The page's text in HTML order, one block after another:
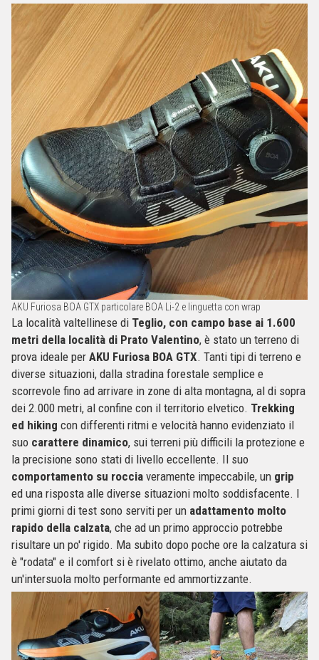
AKU Furiosa BOA GTX particolare BOA Li-2 e linguetta con wrap
La località valtellinese di Teglio, con campo base ai 1.600
metri della località di Prato Valentino, è stato un terreno di
prova ideale per AKU Furiosa BOA GTX. Tanti tipi di terreno e
diverse situazioni, dalla stradina forestale semplice e
scorrevole fino ad arrivare in zone di alta montagna, al di sopra
dei 2.000 metri, al confine con il territorio elvetico. Trekking
ed hiking con differenti ritmi e velocità hanno evidenziato il
suo carattere dinamico, sui terreni più difficili la protezione e
la precisione sono stati di livello eccellente. Il suo
comportamento su roccia veramente impeccabile, un grip
ed una risposta alle diverse situazioni molto soddisfacente. I
primi giorni di test sono serviti per un adattamento molto
rapido della calzata, che ad un primo approccio potrebbe
risultare un po' rigido. Ma subito dopo poche ore la calzatura si
è "rodata" e il comfort si è rivelato ottimo, anche aiutato da
un'intersuola molto performante ed ammortizzante.